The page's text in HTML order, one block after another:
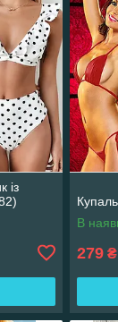
із
В
279 ₴